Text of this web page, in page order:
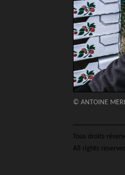
© ANTOINE
Tous droits
All rights